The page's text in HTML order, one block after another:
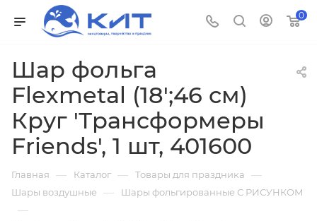
0
Шар фольга
Flexmetal (18';46 см)
Круг 'Трансформеры
Friends', 1 шт, 401600
Главная — Каталог — Товары для праздника —
Шары воздушные — Шары фольгированные С РИСУНКОМ
—